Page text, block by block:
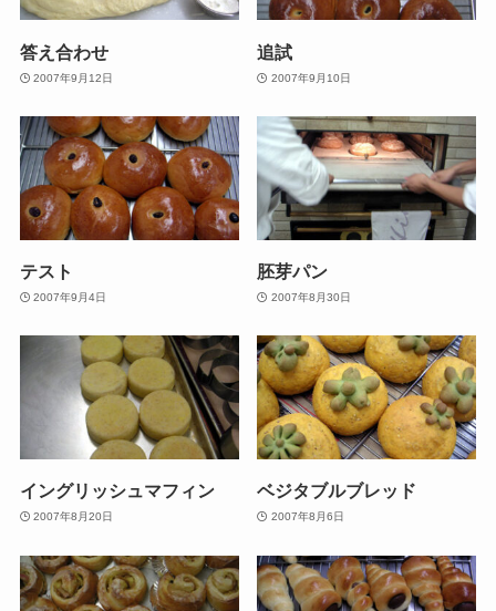
答え合わせ
2007年9月12日
追試
2007年9月10日
テスト
2007年9月4日
胚芽パン
2007年8月30日
イングリッシュマフィン
2007年8月20日
ベジタブルブレッド
2007年8月6日